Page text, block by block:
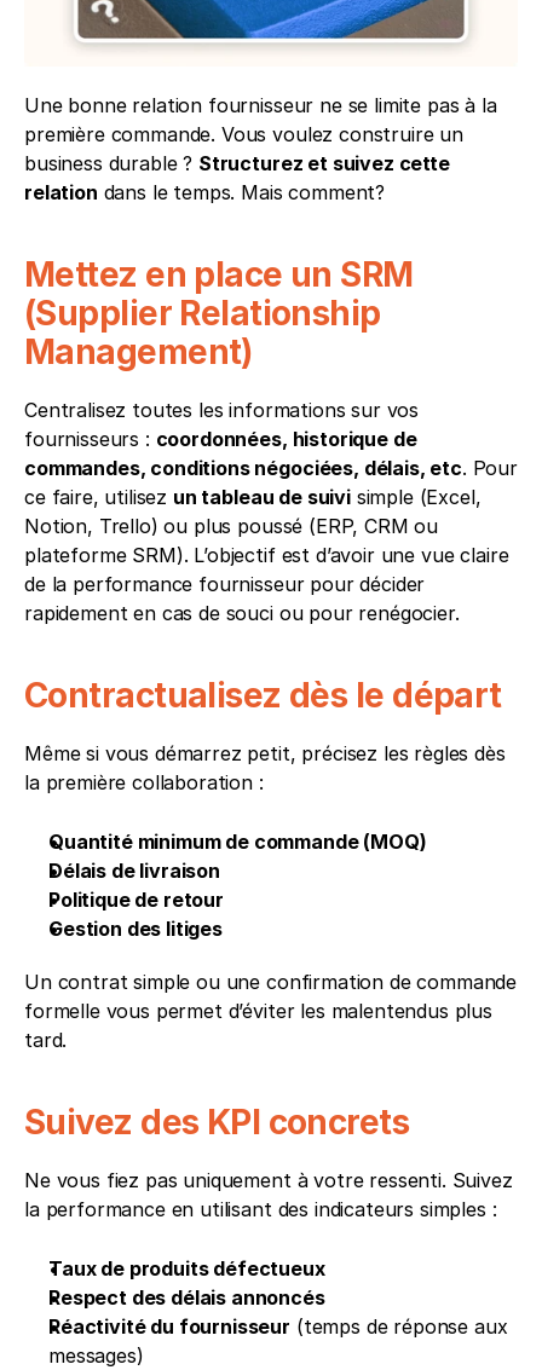
Une bonne relation fournisseur ne se limite pas à la
première commande. Vous voulez construire un
business durable ? Structurez et suivez cette
relation dans le temps. Mais comment?
Mettez en place un SRM
(Supplier Relationship
Management)
Centralisez toutes les informations sur vos
fournisseurs : coordonnées, historique de
commandes, conditions négociées, délais, etc. Pour
ce faire, utilisez un tableau de suivi simple (Excel,
Notion, Trello) ou plus poussé (ERP, CRM ou
plateforme SRM). L’objectif est d’avoir une vue claire
de la performance fournisseur pour décider
rapidement en cas de souci ou pour renégocier.
Contractualisez dès le départ
Même si vous démarrez petit, précisez les règles dès
la première collaboration :
Quantité minimum de commande (MOQ)
Délais de livraison
Politique de retour
Gestion des litiges
Un contrat simple ou une confirmation de commande
formelle vous permet d’éviter les malentendus plus
tard.
Suivez des KPI concrets
Ne vous fiez pas uniquement à votre ressenti. Suivez
la performance en utilisant des indicateurs simples :
Taux de produits défectueux
Respect des délais annoncés
Réactivité du fournisseur (temps de réponse aux
messages)